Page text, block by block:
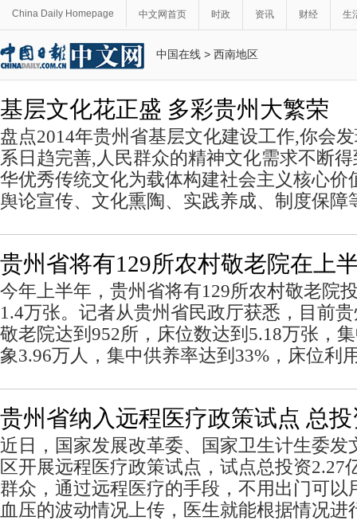
China Daily Homepage 中文网首页 时政 资讯 财经 生
中国在线 > 西南地区
基层文化花正盛 多彩贵州大繁荣
盘点2014年贵州省基层文化建设工作,你会
系日趋完善,人民群众的精神文化需求不断
华优秀传统文化为载体构建社会主义核心价
舆论宣传、文化熏陶、实践养成、制度保障
贵州省将有129所农村敬老院在上
今年上半年，贵州省将有129所农村敬老院
1.4万张。记者从贵州省民政厅获悉，目前
敬老院达到952所，床位数达到5.18万张，
象3.96万人，集中供养率达到33%，床位利
贵州省纳入远程医疗政策试点 总投
近日，国家发展改革委、国家卫生计生委发
区开展远程医疗政策试点，试点总投资2.27
群众，通过远程医疗的手段，不用出门可以
血压的波动情况上传，医生就能根据情况进